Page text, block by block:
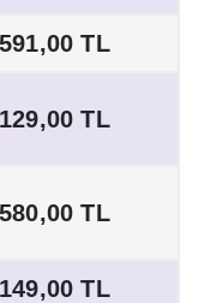
591,00 TL
129,00 TL
580,00 TL
149,00 TL